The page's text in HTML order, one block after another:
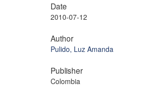
Date
2010-07-12
Author
Pulido, Luz Amanda
Publisher
Colombia